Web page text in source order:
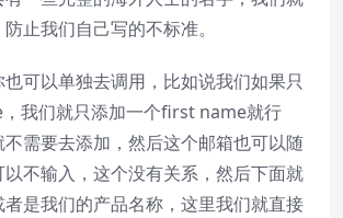
止我们自己写的不标准。
可以单独去调用，比如说我们如果只
我们就只添加一个first name就行
需要去添加，然后这个邮箱也可以随
不输入，这个没有关系，然后下面就
是我们的产品名称，这里我们就直接